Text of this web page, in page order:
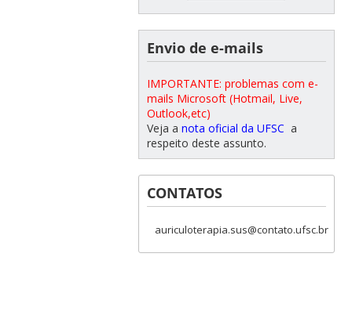
Envio de e-mails
IMPORTANTE: problemas com e-
mails Microsoft (Hotmail, Live,
Outlook,etc)
Veja a nota oficial da UFSC a
respeito deste assunto.
CONTATOS
auriculoterapia.sus@contato.ufsc.br